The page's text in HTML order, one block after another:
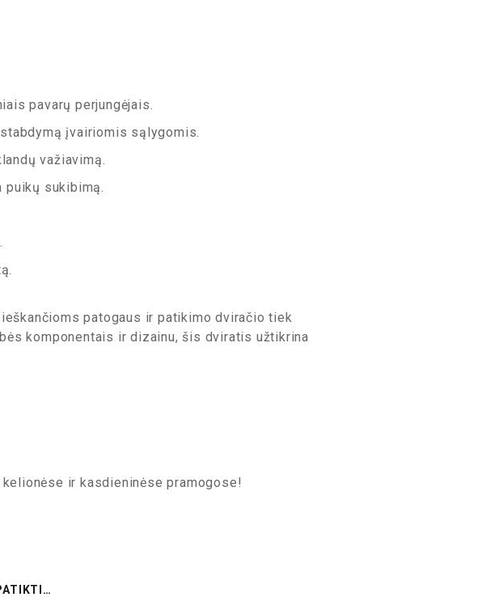
pavarų perjungėjais.
įvairiomis sąlygomis.
važiavimą.
puikų sukibimą.
patogaus ir patikimo dviračio tiek
komponentais ir dizainu, šis dviratis užtikrina
ir kasdieninėse pramogose!